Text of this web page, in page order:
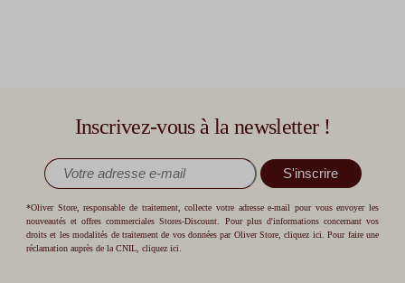
Inscrivez-vous à la newsletter !
S'inscrire
*Oliver Store, responsable de traitement, collecte votre adresse e-mail pour vous envoyer les
nouveautés et offres commerciales Stores-Discount. Pour plus d'informations concernant vos
droits et les modalités de traitement de vos données par Oliver Store,cliquez ici . Pour faire une
réclamation auprès de la CNIL,cliquez ici